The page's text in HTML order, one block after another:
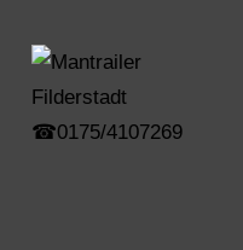
Inhalt
springen